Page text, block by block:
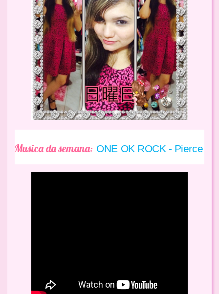
Musica da semana: ONE OK ROCK - Pierce